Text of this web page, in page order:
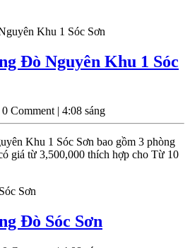
Đò Nguyên Khu 1 Sóc
0 Comment | 4:08 sáng
Khu 1 Sóc Sơn bao gồm 3 phòng
giá từ 3,500,000 thích hợp cho Từ 10
Đò Sóc Sơn